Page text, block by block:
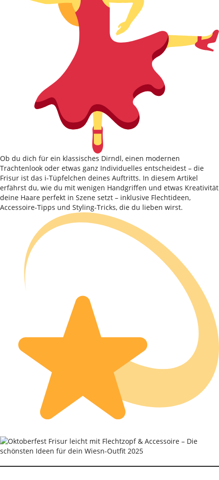
Ob du dich für ein klassisches Dirndl, einen modernen
Trachtenlook oder etwas ganz Individuelles entscheidest – die
Frisur ist das i-Tüpfelchen deines Auftritts. In diesem Artikel
erfährst du, wie du mit wenigen Handgriffen und etwas Kreativität
deine Haare perfekt in Szene setzt – inklusive Flechtideen,
Accessoire-Tipps und Styling-Tricks, die du lieben wirst.